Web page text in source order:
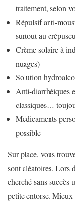
traitement, selon
Répulsif anti-
surtout au
Crème solaire à
nuages)
Solution
Anti-diarrhéiques
classiques…
Médicaments
possible
Sur place, vous
sont aléatoires. Lors
cherché sans succès
petite entorse. Mieux